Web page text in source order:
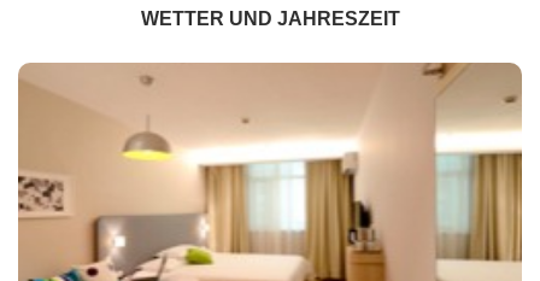
WETTER UND JAHRESZEIT